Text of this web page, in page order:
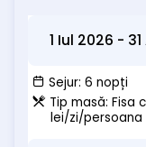
• Acces SPA
cromoterapie,
sare Himalaya si
termala. (*tariful
moment, nu ne
1 Iul 2026 -
Sejur: 6 nopți
Tip masă: Fisa
lei/zi/persoana